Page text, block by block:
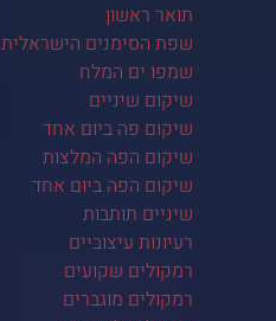
תואר ראשון
שפת הסימנים הישראלית
שמפו ים המלח
שיקום שיניים
שיקום פה ביום אחד
שיקום הפה המלצות
שיקום הפה ביום אחד
שיניים תותבות
רעיונות עיצוביים
רמקולים שקועים
רמקולים מוגברים